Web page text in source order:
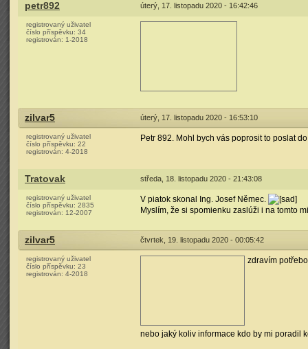
petr892 úterý, 17. listopadu 2020 - 16:42:46
registrovaný uživatel
číslo příspěvku: 34
registrován: 1-2018
zilvar5 úterý, 17. listopadu 2020 - 16:53:10
registrovaný uživatel
číslo příspěvku: 22
registrován: 4-2018
Petr 892. Mohl bych vás poprosit to poslat
Tratovak středa, 18. listopadu 2020 - 21:43:08
registrovaný uživatel
číslo příspěvku: 2835
registrován: 12-2007
V piatok skonal Ing. Josef Němec.
Myslím, že si spomienku zaslúži i na tomto
zilvar5 čtvrtek, 19. listopadu 2020 - 00:05:42
registrovaný uživatel
číslo příspěvku: 23
registrován: 4-2018
zdravím
nebo jaký koliv informace kdo by mi poradil